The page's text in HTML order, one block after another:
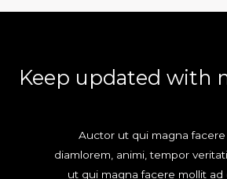
Keep updated with
Auctor ut qui magna
diamlorem, animi, tempor
ut qui magna facere mollit ad